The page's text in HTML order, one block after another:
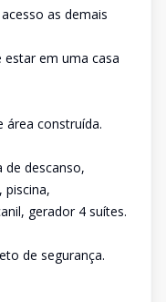
as demais
estar em uma casa
área construída.
de descanso,
piscina,
gerador 4 suítes.
de segurança.